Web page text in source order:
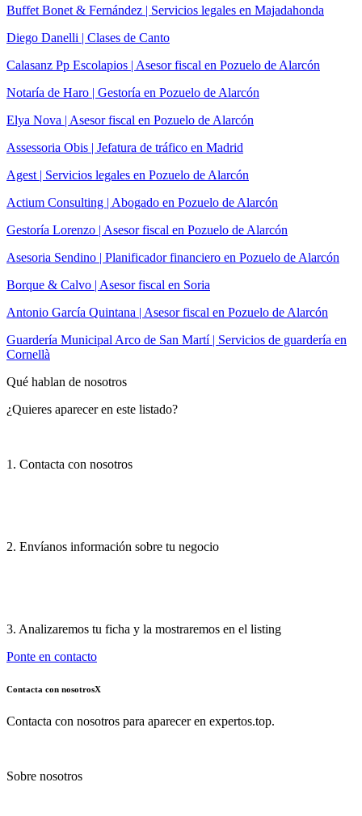
Buffet Bonet & Fernández | Servicios legales en Majadahonda
Diego Danelli | Clases de Canto
Calasanz Pp Escolapios | Asesor fiscal en Pozuelo de Alarcón
Notaría de Haro | Gestoría en Pozuelo de Alarcón
Elya Nova | Asesor fiscal en Pozuelo de Alarcón
Assessoria Obis | Jefatura de tráfico en Madrid
Agest | Servicios legales en Pozuelo de Alarcón
Actium Consulting | Abogado en Pozuelo de Alarcón
Gestoría Lorenzo | Asesor fiscal en Pozuelo de Alarcón
Asesoria Sendino | Planificador financiero en Pozuelo de Alarcón
Borque & Calvo | Asesor fiscal en Soria
Antonio García Quintana | Asesor fiscal en Pozuelo de Alarcón
Guardería Municipal Arco de San Martí | Servicios de guardería en
Cornellà
Qué hablan de nosotros
¿Quieres aparecer en este listado?
1. Contacta con nosotros
2. Envíanos información sobre tu negocio
3. Analizaremos tu ficha y la mostraremos en el listing
Ponte en contacto
Contacta con nosotrosX
Contacta con nosotros para aparecer en expertos.top.
Sobre nosotros